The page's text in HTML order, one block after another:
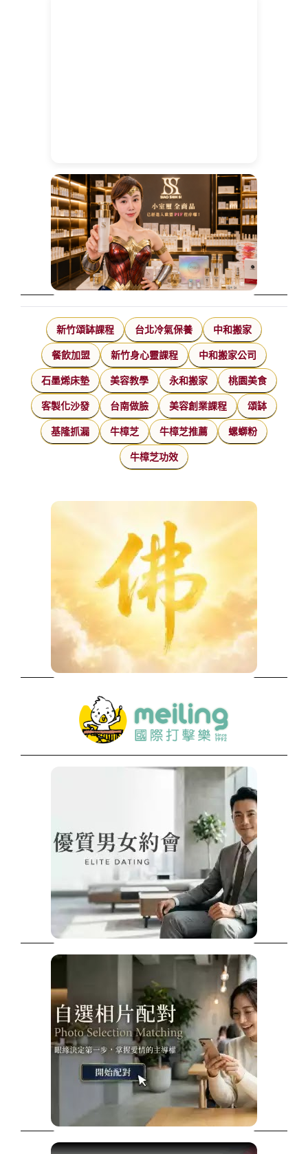
新竹頌缽課程 台北冷氣保養 中和搬家
餐飲加盟 新竹身心靈課程 中和搬家公司
石墨烯床墊 美容教學 永和搬家 桃園美食
客製化沙發 台南做臉 美容創業課程 頌缽
基隆抓漏 牛樟芝 牛樟芝推薦 螺螄粉
牛樟芝功效